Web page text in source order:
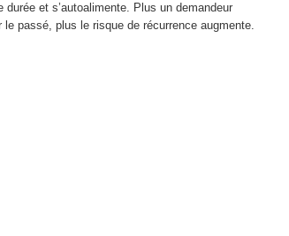
durée et s’autoalimente. Plus un demandeur
le passé, plus le risque de récurrence augmente.